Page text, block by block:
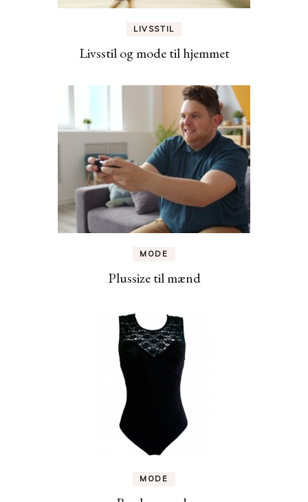
LIVSSTIL
Livsstil og mode til hjemmet
MODE
Plussize til mænd
MODE